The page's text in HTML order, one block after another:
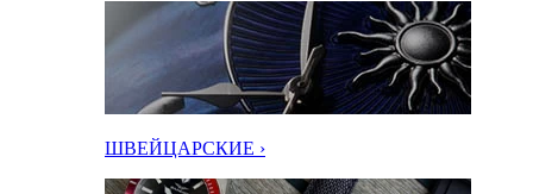
ШВЕЙЦАРСКИЕ ›